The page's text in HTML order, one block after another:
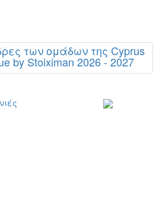
των ομάδων της Cyprus
by Stoiximan 2026 - 2027